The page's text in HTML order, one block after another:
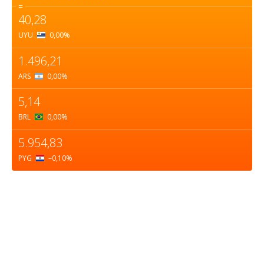
=
40,28
UYU 0,00%
1.496,21
ARS 0,00%
5,14
BRL 0,00%
5.954,83
PYG –0,10%